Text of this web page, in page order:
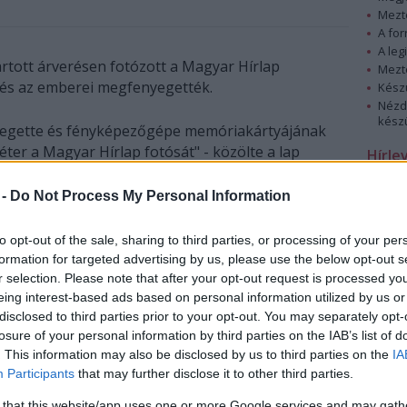
Do Not Process My Personal Information
opt-out of the sale, sharing to third parties, or processing of your
for targeted advertising by us, please use the below opt-out
selection. Please note that after your opt-out request is processed
interest-based ads based on personal information utilized by us
to third parties prior to your opt-out. You may separately
of your personal information by third parties on the IAB’s list of
This information may also be disclosed by us to third parties on the
Participants that may further disclose it to other third parties.
árverésen fotózott a Magyar Hírlap
az emberei megfenyegették.
és fényképezőgépe memóriakártyájának
a Magyar Hírlap fotósát" - közölte a lap
az Árverező Ház Zrt. egyik árverésén
zsarolásért és más súlyos
további bűnnel vádolt Tasnádi".
tartott licitáláson a sajtó képviselői is
és fotósa, aki felvételeket készített a "láthatóan
egy külön szobából dirigáló Tasnádiról".
A
A